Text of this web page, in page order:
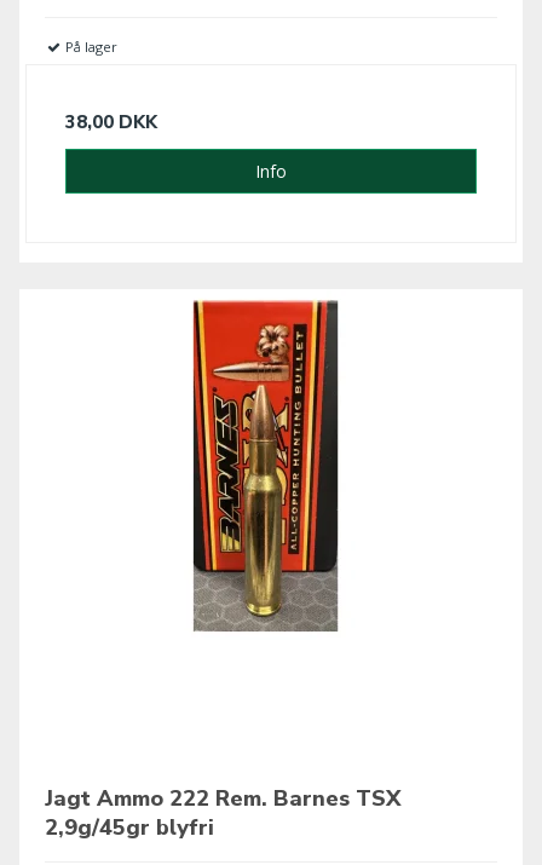
På lager
38,00 DKK
Info
Jagt Ammo 222 Rem. Barnes TSX
2,9g/45gr blyfri